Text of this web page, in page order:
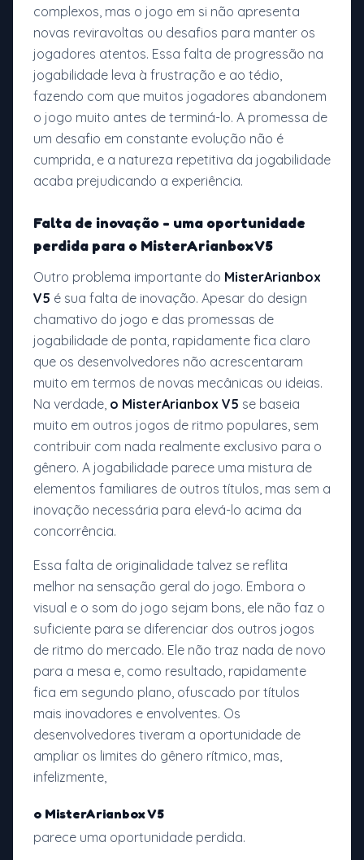
complexos, mas o jogo em si não apresenta
novas reviravoltas ou desafios para manter os
jogadores atentos. Essa falta de progressão na
jogabilidade leva à frustração e ao tédio,
fazendo com que muitos jogadores abandonem
o jogo muito antes de terminá-lo. A promessa de
um desafio em constante evolução não é
cumprida, e a natureza repetitiva da jogabilidade
acaba prejudicando a experiência.
Falta de inovação - uma oportunidade
perdida para o MisterArianbox V5
Outro problema importante do MisterArianbox
V5 é sua falta de inovação. Apesar do design
chamativo do jogo e das promessas de
jogabilidade de ponta, rapidamente fica claro
que os desenvolvedores não acrescentaram
muito em termos de novas mecânicas ou ideias.
Na verdade, o MisterArianbox V5 se baseia
muito em outros jogos de ritmo populares, sem
contribuir com nada realmente exclusivo para o
gênero. A jogabilidade parece uma mistura de
elementos familiares de outros títulos, mas sem a
inovação necessária para elevá-lo acima da
concorrência.
Essa falta de originalidade talvez se reflita
melhor na sensação geral do jogo. Embora o
visual e o som do jogo sejam bons, ele não faz o
suficiente para se diferenciar dos outros jogos
de ritmo do mercado. Ele não traz nada de novo
para a mesa e, como resultado, rapidamente
fica em segundo plano, ofuscado por títulos
mais inovadores e envolventes. Os
desenvolvedores tiveram a oportunidade de
ampliar os limites do gênero rítmico, mas,
infelizmente,
o MisterArianbox V5
parece uma oportunidade perdida.